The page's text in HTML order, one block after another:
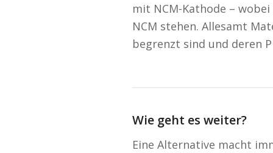
mit NCM-Kathode –
NCM stehen. Allesamt
begrenzt sind und deren
Wie geht es weiter?
Eine Alternative macht